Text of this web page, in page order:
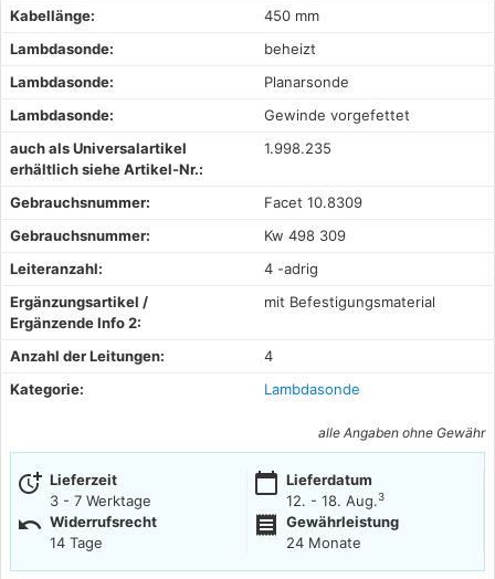
Kabellänge:
450 mm
Lambdasonde:
beheizt
Lambdasonde:
Planarsonde
Lambdasonde:
Gewinde vorgefettet
auch als Universalartikel
erhältlich siehe Artikel-Nr.:
1.998.235
Gebrauchsnummer:
Facet 10.8309
Gebrauchsnummer:
Kw 498 309
Leiteranzahl:
4 -adrig
Ergänzungsartikel /
Ergänzende Info 2:
mit Befestigungsmaterial
Anzahl der Leitungen:
4
Kategorie:
Lambdasonde
alle Angaben ohne Gewähr
more_time Lieferzeit
3 - 7 Werktage
calendar_today Lieferdatum
12. - 18. Aug.3
undo Widerrufsrecht
14 Tage
receipt
Gewährleistung
24 Monate